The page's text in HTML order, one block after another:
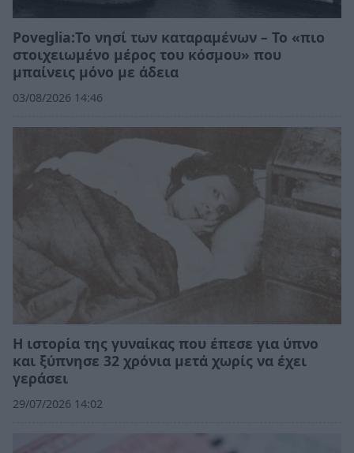
Poveglia:Το νησί των καταραμένων – Το «πιο
στοιχειωμένο μέρος του κόσμου» που
μπαίνεις μόνο με άδεια
03/08/2026 14:46
Η ιστορία της γυναίκας που έπεσε για ύπνο
και ξύπνησε 32 χρόνια μετά χωρίς να έχει
γεράσει
29/07/2026 14:02